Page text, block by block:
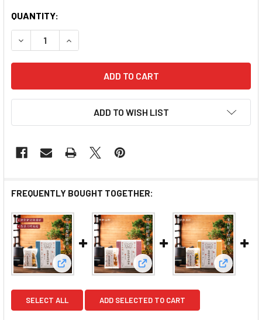
QUANTITY:
DECREASE QUANTITY OF TEA LAB HONEY ROCK SUGAR
INCREASE QUANTITY OF TEA LAB HONEY
ADD TO WISH LIST
FREQUENTLY BOUGHT TOGETHER:
View: TEA LAB Osmanthus & Snow Pear Tea | 花
View: TEA LAB Osmanthus
View:
SELECT ALL ADD SELECTED TO CART